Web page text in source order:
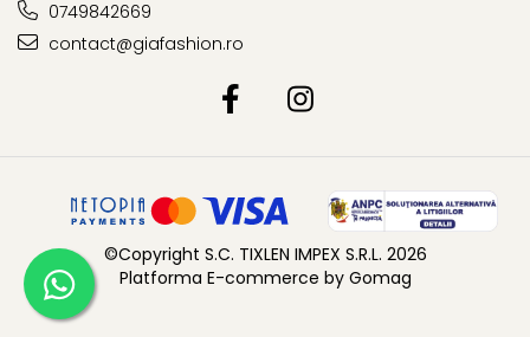
0749842669
contact@giafashion.ro
©Copyright S.C. TIXLEN IMPEX S.R.L. 2026
Platforma E-commerce by Gomag